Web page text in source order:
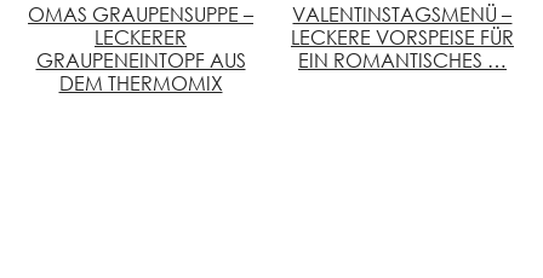
OMAS GRAUPENSUPPE –
LECKERER
GRAUPENEINTOPF AUS
DEM THERMOMIX
VALENTINSTAGSMENÜ –
LECKERE VORSPEISE FÜR
EIN ROMANTISCHES …